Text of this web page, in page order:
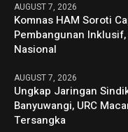
AUGUST 7, 2026
Komnas HAM Soroti
Pembangunan
Nasional
AUGUST 7, 2026
Ungkap Jaringan
Banyuwangi, URC
Tersangka